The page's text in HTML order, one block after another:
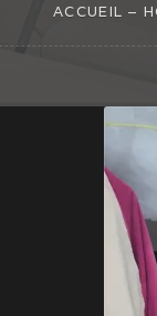
ACCUEIL –